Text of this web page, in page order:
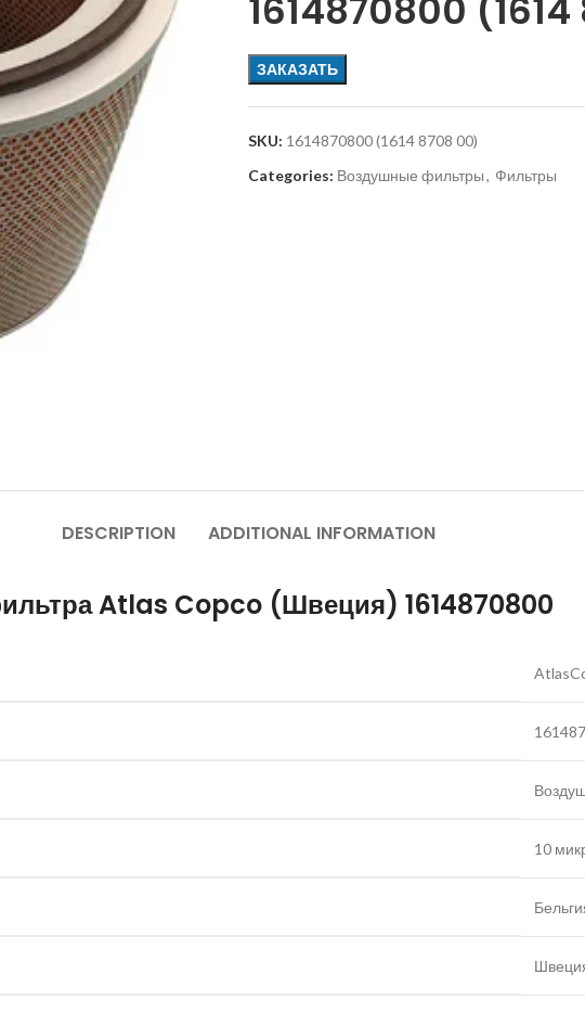
1614870800
ЗАКАЗАТЬ
SKU: 1614870800 (1614 8708 00)
Categories: Воздушные фильтры, Фильтры
DESCRIPTION ADDITIONAL INFORMATION
Atlas Copco (Швеция) 1614870800
10